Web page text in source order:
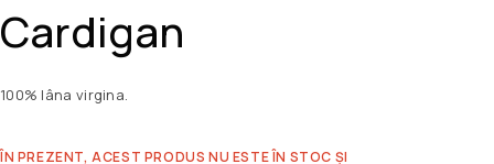
Cardigan
100% lâna virgina.
ÎN PREZENT, ACEST PRODUS NU ESTE ÎN STOC ȘI